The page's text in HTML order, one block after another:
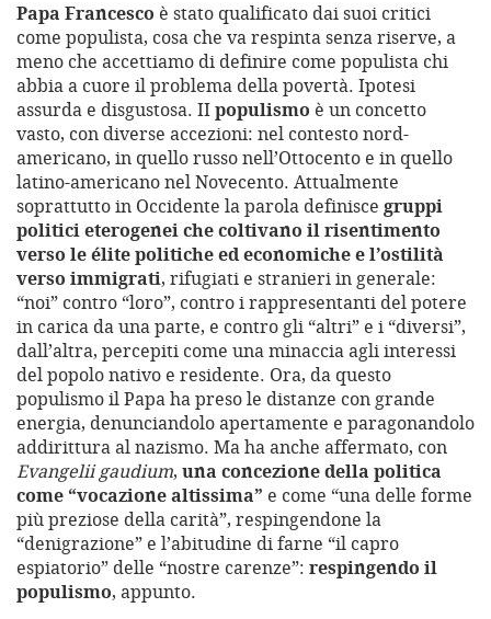
Papa Francesco è stato qualificato dai suoi critici
come populista, cosa che va respinta senza riserve, a
meno che accettiamo di definire come populista chi
abbia a cuore il problema della povertà. Ipotesi
assurda e disgustosa. IIpopulismo è un concetto
vasto, con diverse accezioni: nel contesto nord-
americano, in quello russo nell’Ottocento e in quello
latino-americano nel Novecento. Attualmente
soprattutto in Occidente la parola definisce gruppi
politici eterogenei che coltivano il risentimento
verso le élite politicheed economiche e l’ostilità
verso immigrati, rifugiati e stranieri in generale:
“noi” contro “loro”, contro i rappresentanti del potere
in carica da una parte, e contro gli “altri” e i “diversi”,
dall’altra, percepiti come una minaccia agli interessi
del popolo nativo e residente. Ora, da questo
populismo il Papa ha preso le distanze con grande
energia, denunciandolo apertamente e paragonandolo
addirittura al nazismo. Ma ha anche affermato, con
Evangelii gaudium, una concezione della politica
come “vocazione altissima” e come “una delle forme
più preziose della carità”, respingendone la
“denigrazione” e l’abitudine di farne “il capro
espiatorio” delle “nostre carenze”: respingendo il
populismo, appunto.